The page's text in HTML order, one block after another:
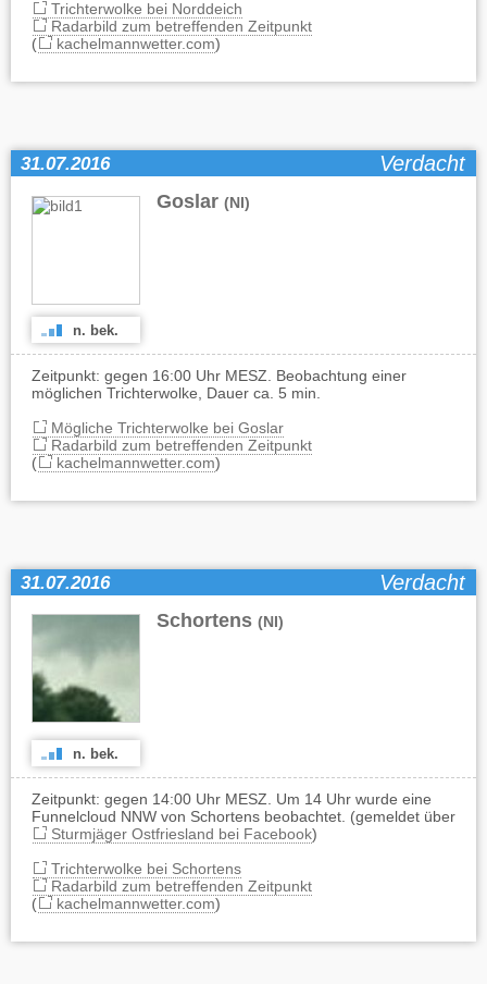
Trichterwolke bei Norddeich
Radarbild zum betreffenden Zeitpunkt
(
kachelmannwetter.com)
31.07.2016 Verdacht
Goslar (NI)
n. bek.
Zeitpunkt: gegen 16:00 Uhr MESZ. Beobachtung einer
möglichen Trichterwolke, Dauer ca. 5 min.
Mögliche Trichterwolke bei Goslar
Radarbild zum betreffenden Zeitpunkt
(
kachelmannwetter.com)
31.07.2016 Verdacht
Schortens (NI)
n. bek.
Zeitpunkt: gegen 14:00 Uhr MESZ. Um 14 Uhr wurde eine
Funnelcloud NNW von Schortens beobachtet. (gemeldet über
Sturmjäger Ostfriesland bei Facebook)
Trichterwolke bei Schortens
Radarbild zum betreffenden Zeitpunkt
(
kachelmannwetter.com)